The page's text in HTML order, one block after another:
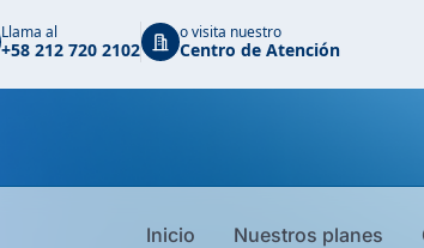
Llama al
+58 212 720 2102
o visita nuestro
Centro de Atención
Inicio Nuestros planes